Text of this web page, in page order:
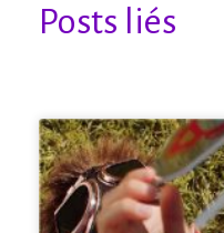
Posts liés